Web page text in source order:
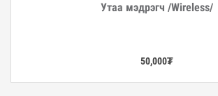
ДэлгэрэнгүйУтаа мэдрэгч /Wireless/
50,000₮